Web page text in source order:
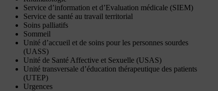
Service d’information et d’Evaluation médicale (SIEM)
Service de santé au travail territorial
Soins palliatifs
Sommeil
Unité d’accueil et de soins pour les personnes sourdes
(UASS)
Unité de Santé Affective et Sexuelle (USAS)
Unité transversale d’éducation thérapeutique des patients
(UTEP)
Urgences